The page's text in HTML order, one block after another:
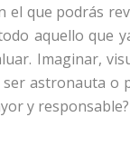
el que podrás
aquello que
Imaginar,
astronauta o
y responsable?